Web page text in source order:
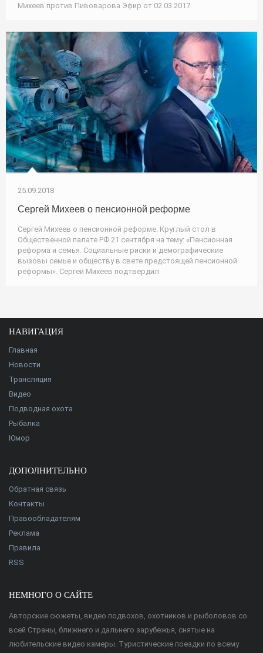
Михеев против Пивоварова Эфир от 02.03.2017
25.09.2018
Сергей Михеев о пенсионной реформе
Сергей Михеев о пенсионной реформе. Круглый стол в
Общественной палате РФ 21 сентября на тему: «Пенсионная
реформа и семья. Социальные риски и демографические
вызовы семье и обществу в свете предстоящей пенсионной
реформы». Сергей Михеев подтвердил
НАВИГАЦИЯ
Главная
Новости
Трансляция
Видео
Подводная охота
Рыбалка
Юмор
ДОПОЛНИТЕЛЬНО
Обратная связь
Контакты
Правообладателям
Реклама
Правила
RSS
НЕМНОГО О САЙТЕ
Авторские сюжеты, видео подвохов, охотников и рыболовов со
всей Страны, ближнего и дальнего зарубежья, снятые на
любительские видео камеры. Туристические поездки по всему